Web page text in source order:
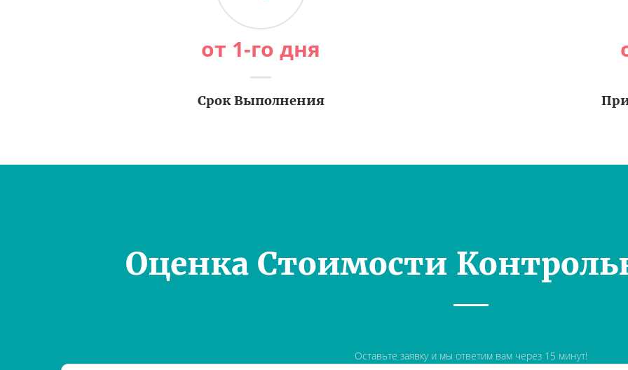
от 1-го дня
Срок Выполнения
Оценка Стоимости
Оставьте заявку и мы ответим вам через 15 минут!